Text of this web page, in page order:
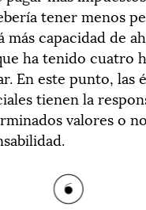
tener menos
capacidad de
ha tenido cuatro
En este punto, las
tienen la
valores o